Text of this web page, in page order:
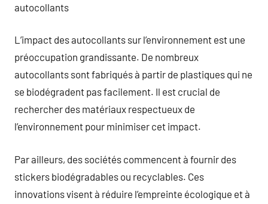
autocollants
L’impact des autocollants sur l’environnement est une
préoccupation grandissante. De nombreux
autocollants sont fabriqués à partir de plastiques qui ne
se biodégradent pas facilement. Il est crucial de
rechercher des matériaux respectueux de
l’environnement pour minimiser cet impact.
Par ailleurs, des sociétés commencent à fournir des
stickers biodégradables ou recyclables. Ces
innovations visent à réduire l’empreinte écologique et à